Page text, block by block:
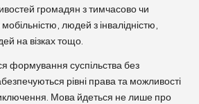
громадян з тимчасово чи
людей з інвалідністю,
на візках тощо.
формування суспільства без
рівні права та можливості
Мова йдеться не лише про